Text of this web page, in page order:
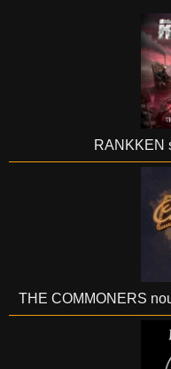
RANKKEN
THE COMMONERS